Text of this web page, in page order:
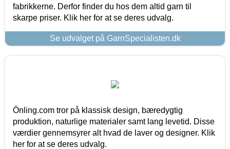
fabrikkerne. Derfor finder du hos dem altid garn til
skarpe priser. Klik her for at se deres udvalg.
Se udvalget på GarnSpecialisten.dk
Önling.com tror på klassisk design, bæredygtig
produktion, naturlige materialer samt lang levetid. Disse
værdier gennemsyrer alt hvad de laver og designer. Klik
her for at se deres udvalg.